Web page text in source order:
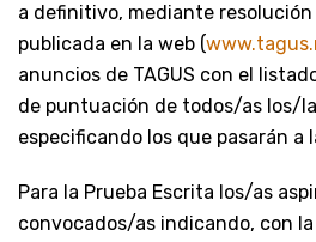
a definitivo, mediante
publicada en la web (
anuncios de TAGUS con el
de puntuación de todos/as los/
especificando los que pasarán a
Para la Prueba Escrita los/as
convocados/as indicando, con